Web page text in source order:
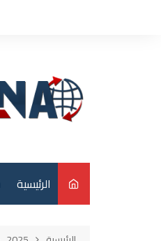
الرئيسية